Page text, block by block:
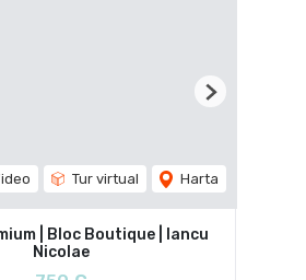
Tur virtual Harta
Next
| Bloc Boutique | Iancu
Nicolae